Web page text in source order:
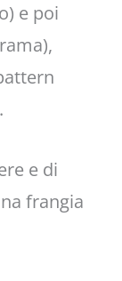
e poi
e di
frangia